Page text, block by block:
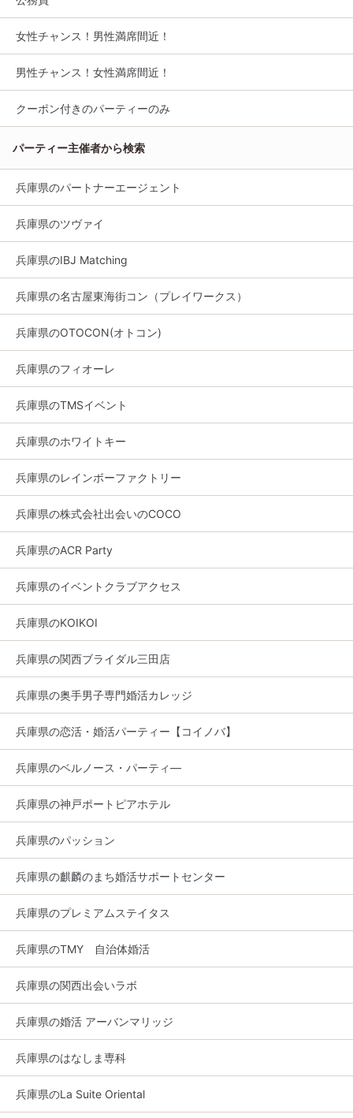
女性チャンス！男性満席間近！
男性チャンス！女性満席間近！
クーポン付きのパーティーのみ
パーティー主催者から検索
兵庫県のパートナーエージェント
兵庫県のツヴァイ
兵庫県のIBJ Matching
兵庫県の名古屋東海街コン（プレイワークス）
兵庫県のOTOCON(オトコン)
兵庫県のフィオーレ
兵庫県のTMSイベント
兵庫県のホワイトキー
兵庫県のレインボーファクトリー
兵庫県の株式会社出会いのCOCO
兵庫県のACR Party
兵庫県のイベントクラブアクセス
兵庫県のKOIKOI
兵庫県の関西ブライダル三田店
兵庫県の奥手男子専門婚活カレッジ
兵庫県の恋活・婚活パーティー【コイノバ】
兵庫県のベルノース・パーティ―
兵庫県の神戸ポートピアホテル
兵庫県のパッション
兵庫県の麒麟のまち婚活サポートセンター
兵庫県のプレミアムステイタス
兵庫県のTMY 自治体婚活
兵庫県の関西出会いラボ
兵庫県の婚活 アーバンマリッジ
兵庫県のはなしま専科
兵庫県のLa Suite Oriental